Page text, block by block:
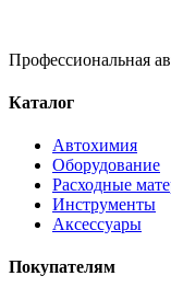
Профессиональная
Каталог
Автохимия
Оборудование
Расходные
Инструменты
Аксессуары
Покупателям